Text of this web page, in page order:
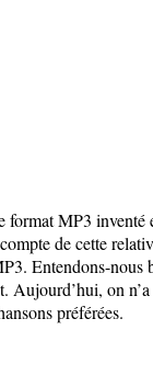
MP3 inventé
de cette
Entendons-nous
Aujourd’hui, on
préférées.